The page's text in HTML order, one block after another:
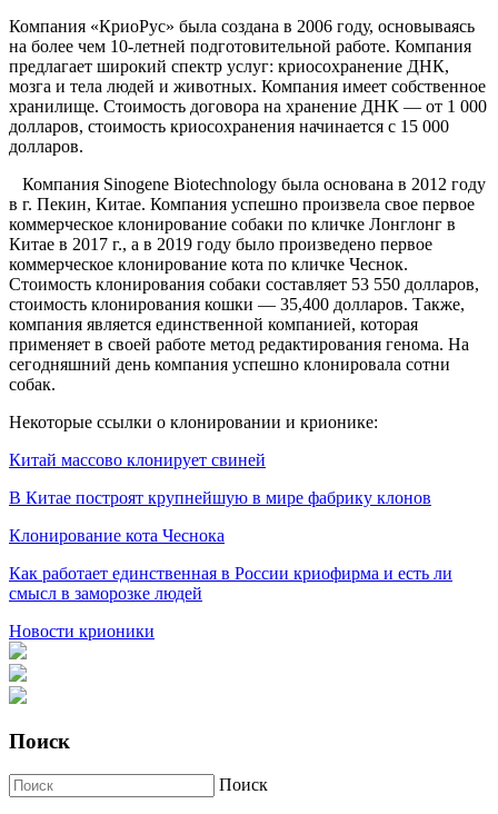
Компания «КриоРус» была создана в 2006 году, основываясь
на более чем 10-летней подготовительной работе. Компания
предлагает широкий спектр услуг: криосохранение ДНК,
мозга и тела людей и животных. Компания имеет собственное
хранилище. Стоимость договора на хранение ДНК — от 1 000
долларов, стоимость криосохранения начинается с 15 000
долларов.
Компания Sinogene Biotechnology была основана в 2012 году
в г. Пекин, Китае. Компания успешно произвела свое первое
коммерческое клонирование собаки по кличке Лонглонг в
Китае в 2017 г., а в 2019 году было произведено первое
коммерческое клонирование кота по кличке Чеснок.
Стоимость клонирования собаки составляет 53 550 долларов,
стоимость клонирования кошки — 35,400 долларов. Также,
компания является единственной компанией, которая
применяет в своей работе метод редактирования генома. На
сегодняшний день компания успешно клонировала сотни
собак.
Некоторые ссылки о клонировании и крионике:
Китай массово клонирует свиней
В Китае построят крупнейшую в мире фабрику клонов
Клонирование кота Чеснока
Как работает единственная в России криофирма и есть ли
смысл в заморозке людей
Новости крионики
Поиск
Поиск